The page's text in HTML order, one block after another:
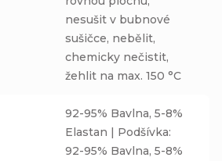
nesušit v bubnové
sušičce, nebělit,
chemicky nečistit,
žehlit na max. 150 °C
92-95% Bavlna, 5-8%
Elastan | Podšívka:
92-95% Bavlna, 5-8%